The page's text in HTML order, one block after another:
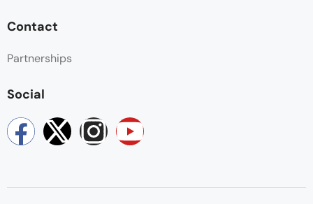
Contact
Partnerships
Social